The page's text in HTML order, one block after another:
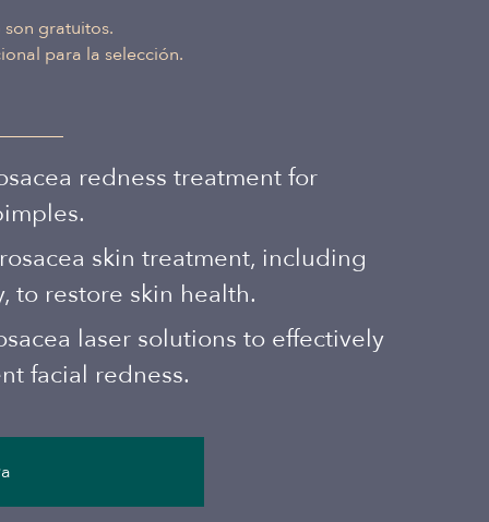
gratuitos.
para la selección.
redness treatment for
skin treatment, including
to restore skin health.
laser solutions to effectively
facial redness.